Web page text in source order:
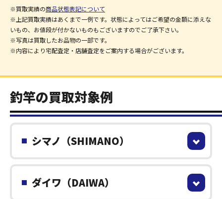
※買取実績の商品状態表記について
※上記買取実績はあくまで一例です。状態によってはご希望の金額に添えな
いもの、お値段が付かないものもございますのでご了承下さい。
※写真は買取したお品物の一部です。
※内容により宅配査定・店舗査定をご案内する場合がございます。
釣竿の買取対象例
シマノ（SHIMANO）
ダイワ（DAIWA）